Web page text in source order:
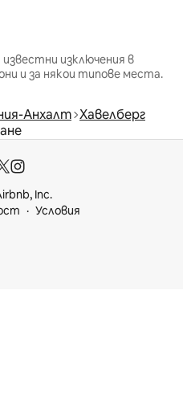
изключения в
и за някои типове места.
Анхалт Хавелберг
Inc.
Условия